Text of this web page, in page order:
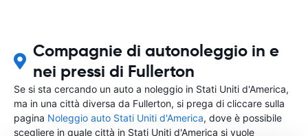
Compagnie di autonoleggio in e
nei pressi di Fullerton
Se si sta cercando un auto a noleggio in Stati Uniti d'America,
ma in una città diversa da Fullerton, si prega di cliccare sulla
pagina Noleggio auto Stati Uniti d'America, dove è possibile
scegliere in quale città in Stati Uniti d'America si vuole